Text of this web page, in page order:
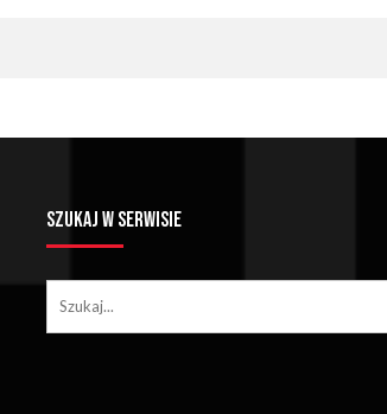
SZUKAJ W SERWISIE